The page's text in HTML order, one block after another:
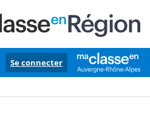
Se connecter